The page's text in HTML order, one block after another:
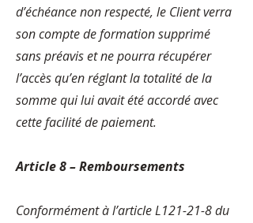
d’échéance non respecté, le Client verra
son compte de formation supprimé
sans préavis et ne pourra récupérer
l’accès qu’en réglant la totalité de la
somme qui lui avait été accordé avec
cette facilité de paiement.
Article 8 – Remboursements
Conformément à l’article L121-21-8 du